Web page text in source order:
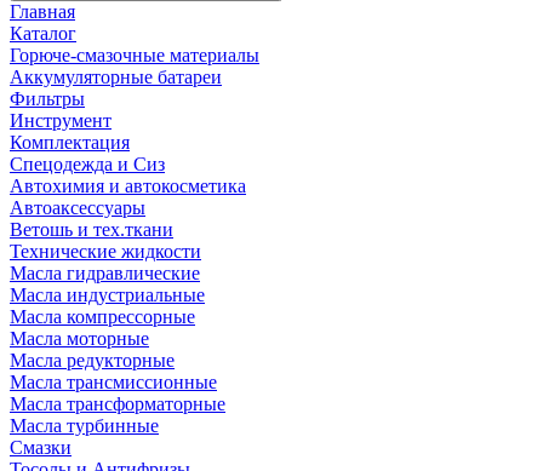
Главная
Каталог
Горюче-смазочные материалы
Аккумуляторные батареи
Фильтры
Инструмент
Комплектация
Спецодежда и Сиз
Автохимия и автокосметика
Автоаксессуары
Ветошь и тех.ткани
Технические жидкости
Масла гидравлические
Масла индустриальные
Масла компрессорные
Масла моторные
Масла редукторные
Масла трансмиссионные
Масла трансформаторные
Масла турбинные
Смазки